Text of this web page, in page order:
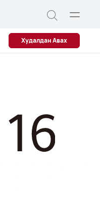
Цэс
нээх
Худалдан Авах